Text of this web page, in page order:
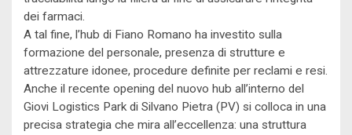
dei farmaci.
A tal fine, l’hub di Fiano Romano ha investito sulla
formazione del personale, presenza di strutture e
attrezzature idonee, procedure definite per reclami e resi.
Anche il recente opening del nuovo hub all’interno del
Giovi Logistics Park di Silvano Pietra (PV) si colloca in una
precisa strategia che mira all’eccellenza: una struttura